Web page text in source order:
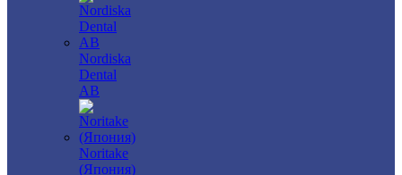
Nordiska
Dental
AB
Noritake
(Япония)